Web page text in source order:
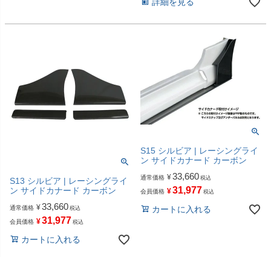
S13 シルビア | レーシングライ
ン サイドカナード カーボン
通常価格 ¥33,660 税込
会員価格 ¥31,977 税込
カートに入れる
S15 シルビア | レーシングライ
ン サイドカナード カーボン
通常価格 ¥33,660 税込
会員価格 ¥31,977 税込
カートに入れる